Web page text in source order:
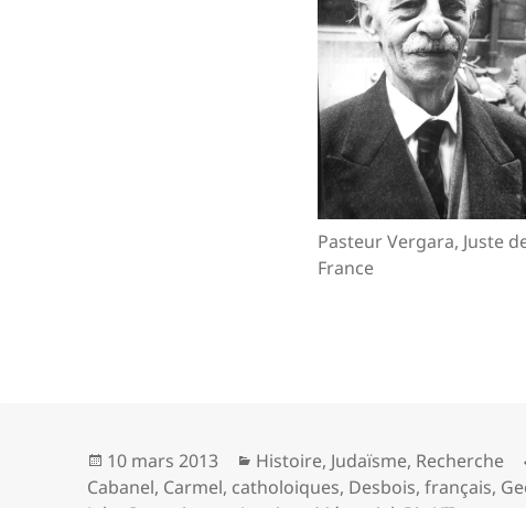
Pasteur Vergara, Juste
France
Publié
le
10 mars 2013 Catégories
Histoire, Judaïsme, Recherche
Cabanel, Carmel, catholoiques, Desbois,français,